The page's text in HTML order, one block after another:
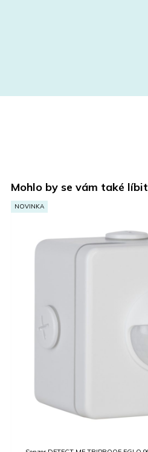
Mohlo by se vám také líbit
NOVINKA